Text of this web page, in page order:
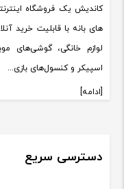
کاندیش یک فروشگاه
های بانه با قابلیت خرید
لوازم خانگی، گوشی‌های
اسپیکر و کنسول‌های بازی...
[ادامه]
دسترسی سریع